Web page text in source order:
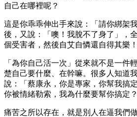
自己在哪裡呢？
這是你乖乖伸出手來說：「請你綁架
後，又說：「噢！我脫不了身了」，
個受害者，然後自艾自憐還自得其樂！
「為你自己活一次」從來就不是一件
楚自己要什麼、在幹嘛。很多人知道
說：「蔡康永，你是專家，你幫我搞
你被情緒勒索，我為什麼要幫你搞定？
痛苦之所以存在，就是別人在逼我們